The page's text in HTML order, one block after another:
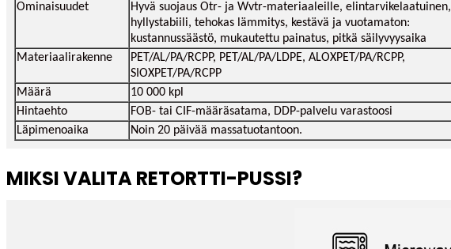
Ominaisuudet
Hyvä suojaus Otr- ja Wvtr-materiaaleille, elintarvikelaatuinen,
hyllystabiili, tehokas lämmitys, kestävä ja vuotamaton:
kustannussäästö, mukautettu painatus, pitkä säilyvyysaika
Materiaalirakenne
PET/AL/PA/RCPP, PET/AL/PA/LDPE, ALOXPET/PA/RCPP,
SIOXPET/PA/RCPP
Määrä
10 000 kpl
Hintaehto
FOB- tai CIF-määräsatama, DDP-palvelu varastoosi
Läpimenoaika
Noin 20 päivää massatuotantoon.
MIKSI VALITA RETORTTI-PUSSI?